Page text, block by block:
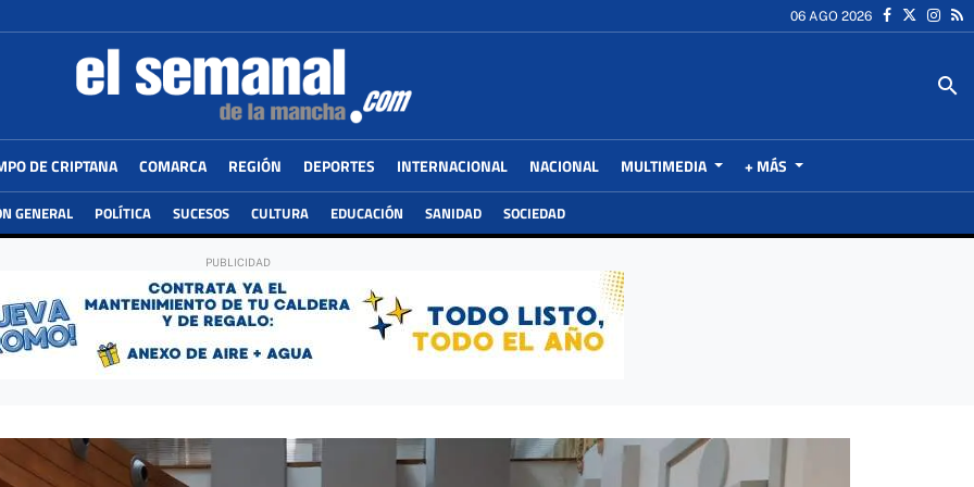
06 AGO 2026
search
DE CRIPTANA COMARCA REGIÓN DEPORTES INTERNACIONAL NACIONAL MULTIMEDIA + MÁS
GENERAL POLÍTICA SUCESOS CULTURA EDUCACIÓN SANIDAD SOCIEDAD